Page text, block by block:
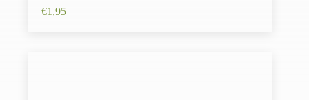
€1,95